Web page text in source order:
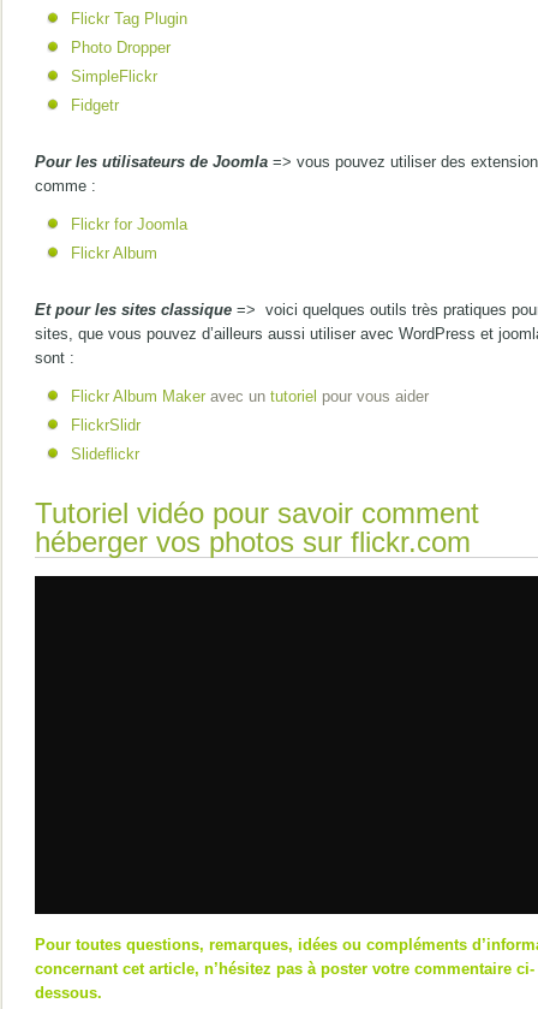
Flickr Tag Plugin
Photo Dropper
SimpleFlickr
Fidgetr
Pour les utilisateurs de Joomla => vous pouvez utiliser des
comme :
Flickr for Joomla
Flickr Album
Et pour les sites classique => voici quelques outils très pratiques
sites, que vous pouvez d’ailleurs aussi utiliser avec WordPress et
sont :
Flickr Album Maker avec un tutoriel pour vous aider
FlickrSlidr
Slideflickr
Tutoriel vidéo pour savoir comment
héberger vos photos sur flickr.com
Pour toutes questions, remarques, idées ou compléments
concernant cet article, n’hésitez pas à poster votre commentaire ci-
dessous.